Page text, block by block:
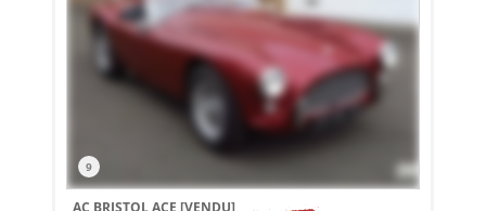
9
AC BRISTOL ACE [VENDU]